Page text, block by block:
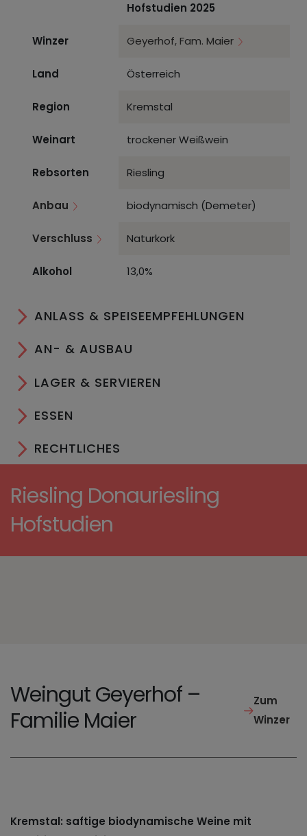
Hofstudien 2025
Winzer Geyerhof, Fam. Maier
Land Österreich
Region Kremstal
Weinart trockener Weißwein
Rebsorten Riesling
Anbau biodynamisch (Demeter)
Verschluss Naturkork
Alkohol 13,0%
ANLASS & SPEISEEMPFEHLUNGEN
AN- & AUSBAU
LAGER & SERVIEREN
ESSEN
RECHTLICHES
Riesling Donauriesling
Hofstudien
Weingut Geyerhof –
Familie Maier
Zum
Winzer
Kremstal: saftige biodynamische Weine mit